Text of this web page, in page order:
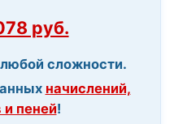
руб.
сложности.
начислений,
пеней!